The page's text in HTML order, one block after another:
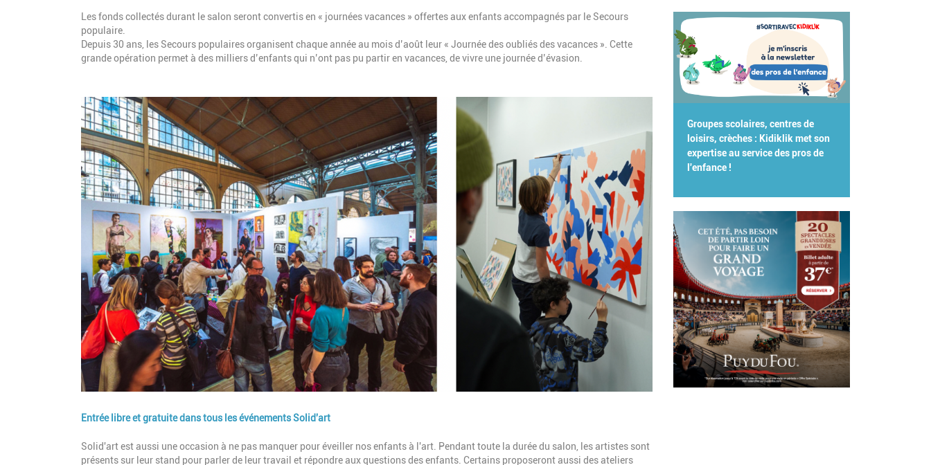
Les fonds collectés durant le salon seront convertis en « journées vacances » offertes aux enfants accompagnés par le Secours
populaire.
Depuis 30 ans, les Secours populaires organisent chaque année au mois d’août leur « Journée des oubliés des vacances ». Cette
grande opération permet à des milliers d’enfants qui n’ont pas pu partir en vacances, de vivre une journée d’évasion.
Image
Entrée libre et gratuite dans tous les événements Solid'art
Description
Solid'art est aussi une occasion à ne pas manquer pour éveiller nos enfants à l'art. Pendant toute la durée du salon, les artistes sont
présents sur leur stand pour parler de leur travail et répondre aux questions des enfants. Certains proposeront aussi des ateliers
Groupes scolaires, centres de
loisirs, crèches : Kidiklik met son
expertise au service des pros de
l'enfance !